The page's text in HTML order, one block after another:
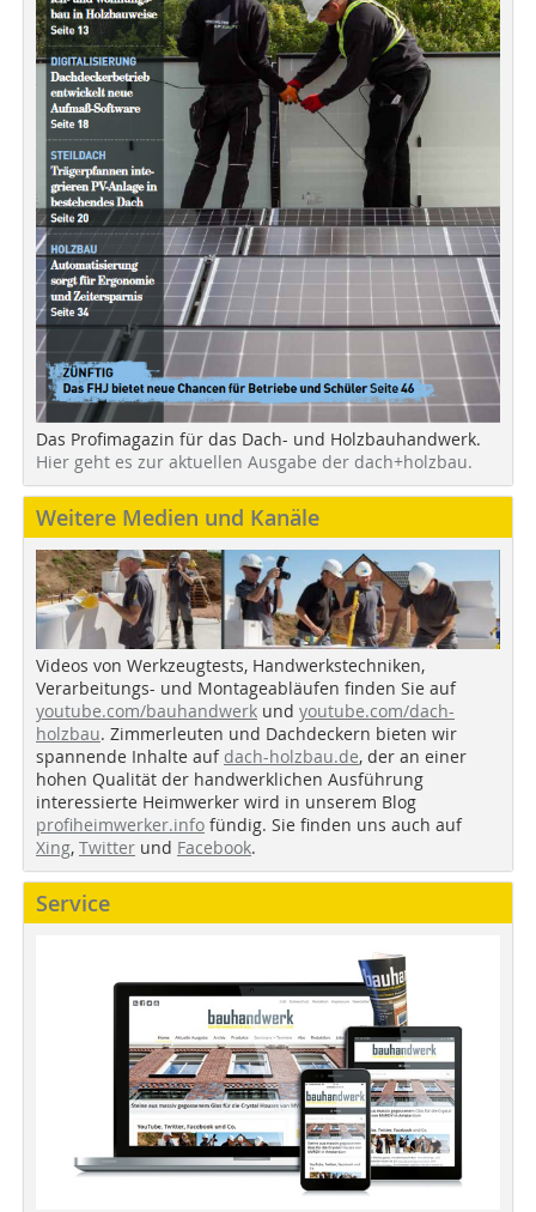
Das Profimagazin für das Dach- und Holzbauhandwerk.
Hier geht es zur aktuellen Ausgabe der dach+holzbau.
Weitere Medien und Kanäle
Videos von Werkzeugtests, Handwerkstechniken,
Verarbeitungs- und Montageabläufen finden Sie auf
youtube.com/bauhandwerk und youtube.com/dach-
holzbau. Zimmerleuten und Dachdeckern bieten wir
spannende Inhalte auf dach-holzbau.de, der an einer
hohen Qualität der handwerklichen Ausführung
interessierte Heimwerker wird in unserem Blog
profiheimwerker.info fündig. Sie finden uns auch auf
Xing, Twitter und Facebook.
Service